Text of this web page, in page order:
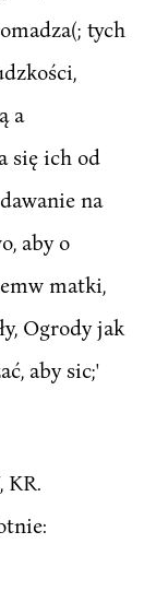
tych
a
się ich od
na
aby o
matki,
Ogrody jak
aby sic;'